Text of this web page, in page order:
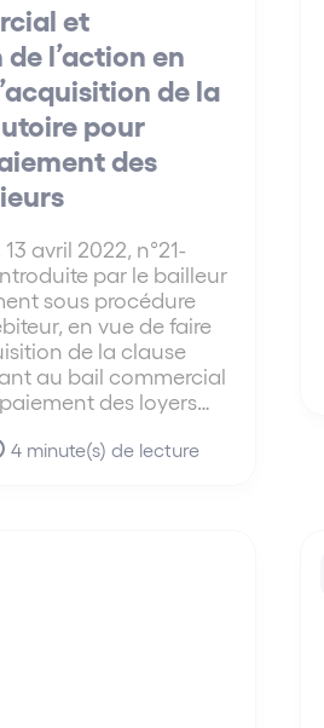
et
l’action en
de la
pour
des
avril 2022, n°21-
par le bailleur
sous procédure
en vue de faire
de la clause
au bail commercial
des loyers…
4 minute(s) de lecture